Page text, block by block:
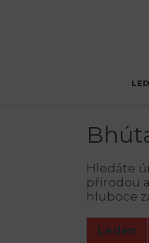
Hledáte
přírodou
hluboce
Leden